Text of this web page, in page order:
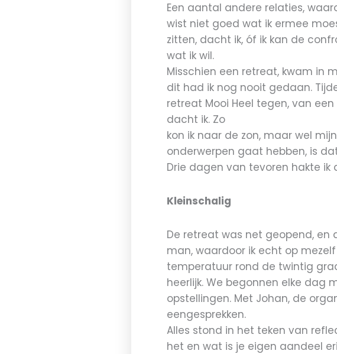
Een aantal andere relaties,
wist niet goed wat ik ermee
zitten, dacht ik, óf ik kan de
wat ik wil.
Misschien een retreat, kwam in
dit had ik nog nooit gedaan.
retreat Mooi Heel tegen, van
dacht ik. Zo
kon ik naar de zon, maar wel
onderwerpen gaat hebben, is
Drie dagen van tevoren hakte ik
Kleinschalig
De retreat was net geopend, en
man, waardoor ik echt op
temperatuur rond de twintig
heerlijk. We begonnen elke
opstellingen. Met Johan, de
eengesprekken.
Alles stond in het teken van
het en wat is je eigen aandeel